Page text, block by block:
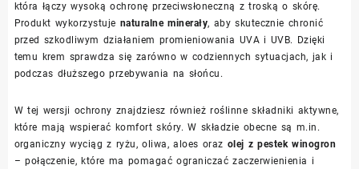
która łączy wysoką ochronę przeciwsłoneczną z troską o skórę.
Produkt wykorzystuje naturalne minerały, aby skutecznie chronić
przed szkodliwym działaniem promieniowania UVA i UVB. Dzięki
temu krem sprawdza się zarówno w codziennych sytuacjach, jak i
podczas dłuższego przebywania na słońcu.
W tej wersji ochrony znajdziesz również roślinne składniki aktywne,
które mają wspierać komfort skóry. W składzie obecne są m.in.
organiczny wyciąg z ryżu, oliwa, aloes oraz olej z pestek winogron
– połączenie, które ma pomagać ograniczać zaczerwienienia i